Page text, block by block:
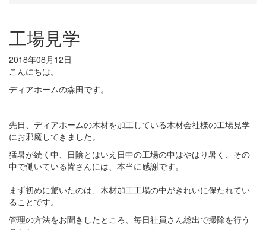
工場見学
2018年08月12日
こんにちは。
ディアホームの森田です。
先日、ディアホームの木材を加工している木材会社様の工場見学
にお邪魔してきました。
猛暑が続く中、日陰とはいえ日中の工場の中はやはり暑く、その
中で働いている皆さんには、本当に感謝です。
まず初めに驚いたのは、木材加工工場の中がきれいに保たれてい
ることです。
管理の方法をお聞きしたところ、毎日社員さん総出で掃除を行う